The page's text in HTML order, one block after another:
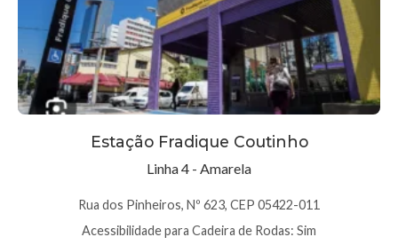
Estação Fradique Coutinho
Linha 4 - Amarela
Rua dos Pinheiros, Nº 623, CEP 05422-011
Acessibilidade para Cadeira de Rodas: Sim